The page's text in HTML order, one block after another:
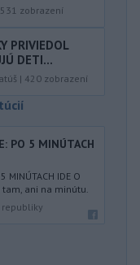
531 zobrazení
PRIVIEDOL
DETI...
| 420 zobrazení
PO 5 MINÚTACH
MINÚTACH IDE O
tam, ani na minútu.